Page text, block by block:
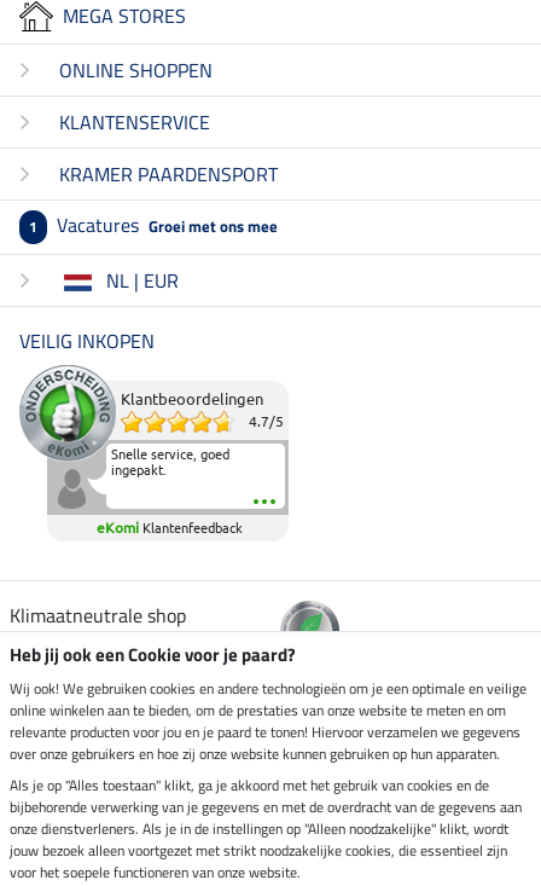
MEGA STORES
ONLINE SHOPPEN
KLANTENSERVICE
KRAMER PAARDENSPORT
1 Vacatures Groei met ons mee
NL | EUR
VEILIG INKOPEN
Klantbeoordelingen
4.7/5
Snelle service, goed
ingepakt.
eKomi Klantenfeedback
Klimaatneutrale shop
Verzending per
Veilig betalen met
Impressum
Heb jij ook een Cookie voor je paard?
Wij ook! We gebruiken cookies en andere technologieën om je een optimale en veilige
online winkelen aan te bieden, om de prestaties van onze website te meten en om
relevante producten voor jou en je paard te tonen! Hiervoor verzamelen we gegevens
over onze gebruikers en hoe zij onze website kunnen gebruiken op hun apparaten.
Als je op "Alles toestaan" klikt, ga je akkoord met het gebruik van cookies en de
bijbehorende verwerking van je gegevens en met de overdracht van de gegevens aan
onze dienstverleners. Als je in de instellingen op "Alleen noodzakelijke" klikt, wordt
jouw bezoek alleen voortgezet met strikt noodzakelijke cookies, die essentieel zijn
voor het soepele functioneren van onze website.